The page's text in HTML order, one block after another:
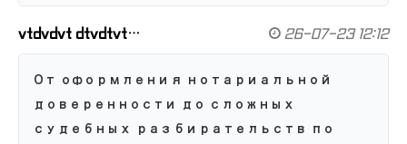
vtdvdvt dtvdtvt… 26-07-23 12:12
От оформления нотариальной
доверенности до сложных
судебных разбирательств по